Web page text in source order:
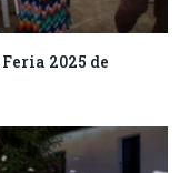
2025 de